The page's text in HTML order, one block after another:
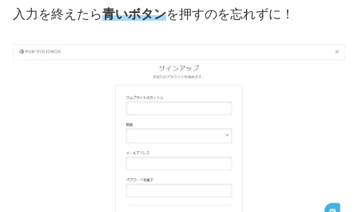
入力を終えたら青いボタンを押すのを忘れずに！